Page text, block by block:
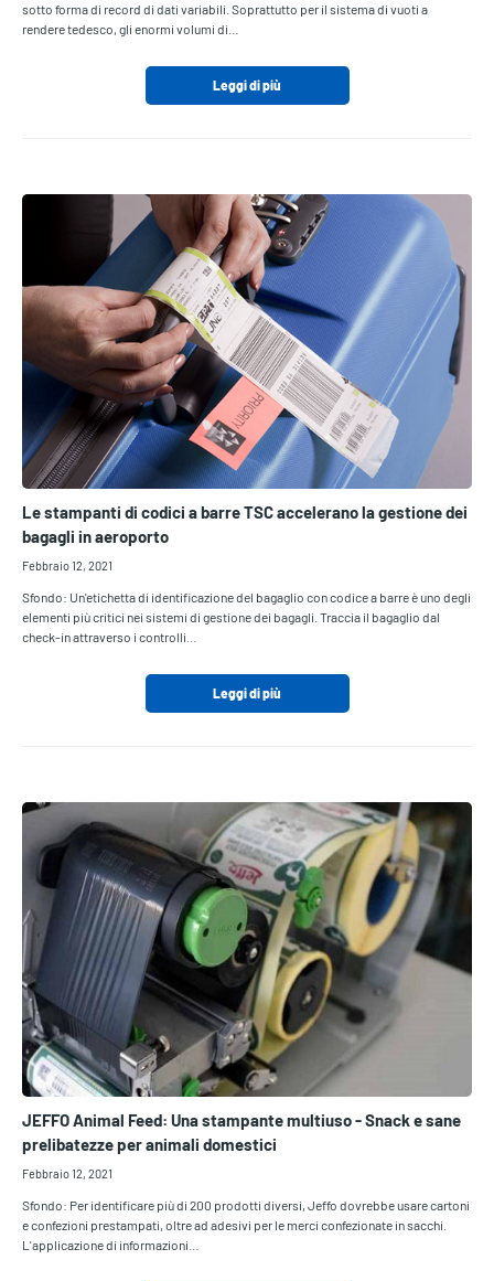
sotto forma di record di dati variabili. Soprattutto per il sistema di vuoti a
rendere tedesco, gli enormi volumi di…
Leggi di più
Le stampanti di codici a barre TSC accelerano la gestione dei
bagagli in aeroporto
Febbraio 12, 2021
Sfondo: Un'etichetta di identificazione del bagaglio con codice a barre è uno degli
elementi più critici nei sistemi di gestione dei bagagli. Traccia il bagaglio dal
check-in attraverso i controlli…
Leggi di più
JEFFO Animal Feed: Una stampante multiuso - Snack e sane
prelibatezze per animali domestici
Febbraio 12, 2021
Sfondo: Per identificare più di 200 prodotti diversi, Jeffo dovrebbe usare cartoni
e confezioni prestampati, oltre ad adesivi per le merci confezionate in sacchi.
L'applicazione di informazioni…